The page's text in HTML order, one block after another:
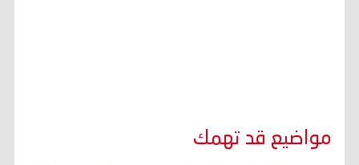
مواضيع قد تهمك